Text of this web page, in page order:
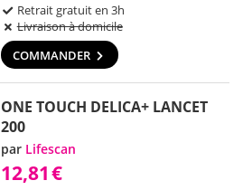
Retrait gratuit en 3h
Livraison à domicile
COMMANDER
ONE TOUCH DELICA+ LANCET
200
par Lifescan
12,81€